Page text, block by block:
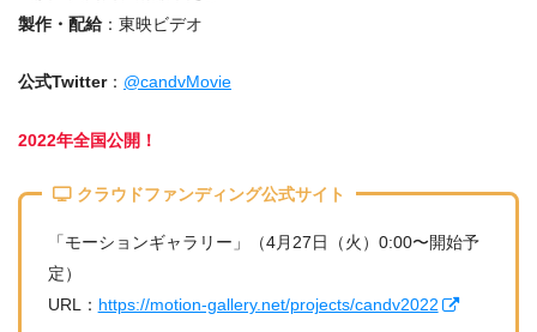
製作・配給：東映ビデオ
公式Twitter： @candvMovie
2022年全国公開！
クラウドファンディング公式サイト
「モーションギャラリー」（4月27日（火）0:00〜開始予
定）
URL： https://motion-gallery.net/projects/candv2022